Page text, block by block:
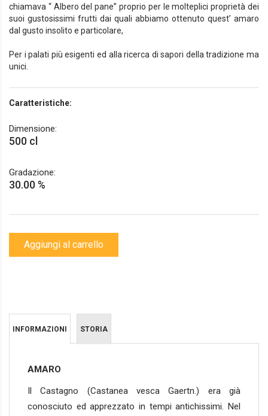
chiamava “ Albero del pane” proprio per le molteplici proprietà dei
suoi gustosissimi frutti dai quali abbiamo ottenuto quest’ amaro
dal gusto insolito e particolare,
Per i palati più esigenti ed alla ricerca di sapori della tradizione ma
unici.
Caratteristiche:
Dimensione:
500 cl
Gradazione:
30.00 %
Aggiungi al carrello
INFORMAZIONI STORIA
AMARO
Il Castagno (Castanea vesca Gaertn.) era già
conosciuto ed apprezzato in tempi antichissimi. Nel